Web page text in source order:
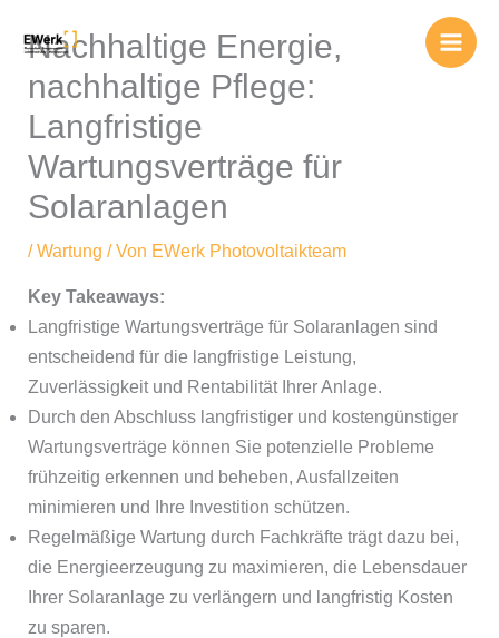
InhaltNachhaltige Energie,
nachhaltige Pflege:
Langfristige
Wartungsverträge für
Solaranlagen
/Wartung / Von EWerk Photovoltaikteam
Key Takeaways:
Langfristige Wartungsverträge für Solaranlagen sind
entscheidend für die langfristige Leistung,
Zuverlässigkeit und Rentabilität Ihrer Anlage.
Durch den Abschluss langfristiger und kostengünstiger
Wartungsverträge können Sie potenzielle Probleme
frühzeitig erkennen und beheben, Ausfallzeiten
minimieren und Ihre Investition schützen.
Regelmäßige Wartung durch Fachkräfte trägt dazu bei,
die Energieerzeugung zu maximieren, die Lebensdauer
Ihrer Solaranlage zu verlängern und langfristig Kosten
zu sparen.